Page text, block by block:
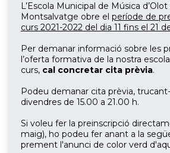
L’Escola Municipal de Música
Montsalvatge obre el període de
curs 2021-2022 del dia 11 fins el 21
Per demanar informació sobre les
l’oferta formativa de la nostra
curs, cal concretar cita prèvia.
Podeu demanar cita prèvia,
divendres de 15.00 a 21.00 h.
Si voleu fer la preinscripció
maig), ho podeu fer anant a la
prement l'anunci de color verd